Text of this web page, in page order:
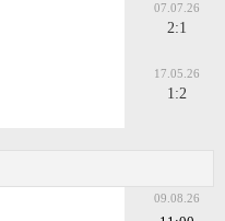
07.07.26
2:1
17.05.26
1:2
09.08.26